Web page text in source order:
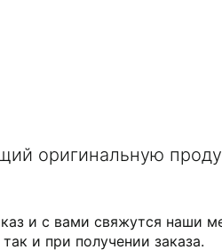
оригинальную
и с вами свяжутся наши
и при получении заказа.